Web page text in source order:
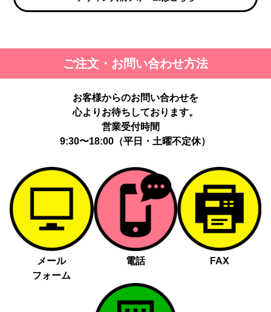
ご注文・お問い合わせ方法
お客様からのお問い合わせを
心よりお待ちしております。
営業受付時間
9:30〜18:00（平日・土曜不定休）
メール
フォーム
電話 FAX